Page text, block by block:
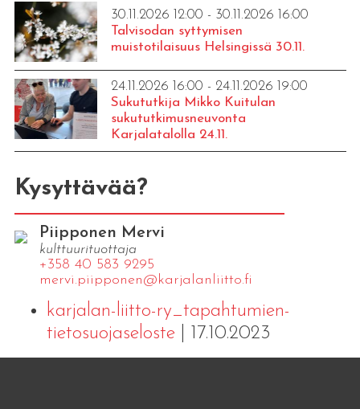
30.11.2026 12:00 - 30.11.2026 16:00
Talvisodan syttymisen
muistotilaisuus Helsingissä 30.11.
24.11.2026 16:00 - 24.11.2026 19:00
Sukututkija Mikko Kuitulan
sukututkimusneuvonta
Karjalatalolla 24.11.
Kysyttävää?
Piipponen Mervi
kulttuurituottaja
+358 40 583 9295
mervi.​piipponen@​kar​jala​nlii​tto.​fi
karjalan-liitto-ry_tapahtumien-
tietosuojaseloste| 17.10.2023